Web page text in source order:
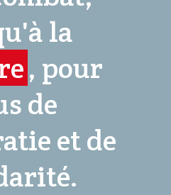
la
, pour
de
et de